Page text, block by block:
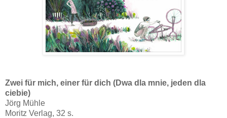
Zwei für mich, einer für dich (Dwa dla mnie, jeden dla
ciebie)
Jörg Mühle
Moritz Verlag, 32 s.